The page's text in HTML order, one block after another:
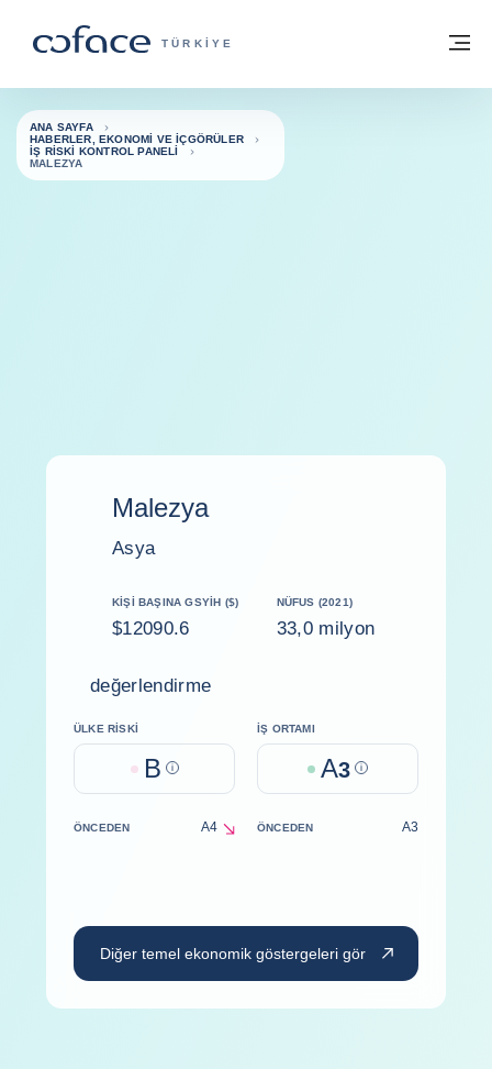
TICARET IÇIN COFACE - GRUP WEB
TÜRKIYE
ana sayfaya geri dön
ANA SAYFA
HABERLER, EKONOMI VE İÇGÖRÜLER
İŞ RISKI KONTROL PANELI
MALEZYA
Malezya
Asya
KIŞI BAŞINA GSYİH ($)
$12090.6
NÜFUS (2021)
33,0 milyon
değerlendirme
ÜLKE RISKI
B Help
İŞ ORTAMI
A3 Help
ÖNCEDEN A4
decrease ÖNCEDEN A3
Diğer temel ekonomik göstergeleri gör